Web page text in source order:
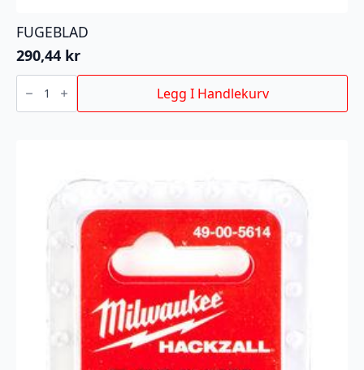
FUGEBLAD
290,44 kr
FUGEBLAD
antall Legg I Handlekurv